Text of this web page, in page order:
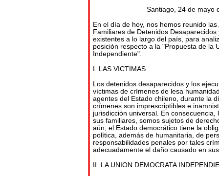
Santiago, 24 de mayo
En el día de hoy, nos hemos reunido
Familiares de Detenidos
existentes a lo largo del país, para
posición respecto a la "Propuesta de la
Independiente".
I. LAS VICTIMAS
Los detenidos desaparecidos y los
víctimas de crímenes de lesa
agentes del Estado chileno, durante la
crímenes son imprescriptibles e
jurisdicción universal. En consecuencia,
sus familiares, somos sujetos de
aún, el Estado democrático tiene la
política, además de humanitaria, de
responsabilidades penales por tales
adecuadamente el daño causado en
II. LA UNION DEMOCRATA